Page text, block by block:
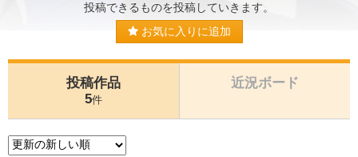
投稿できるものを投稿していきます。
お気に入りに追加
投稿作品
5件
近況ボード